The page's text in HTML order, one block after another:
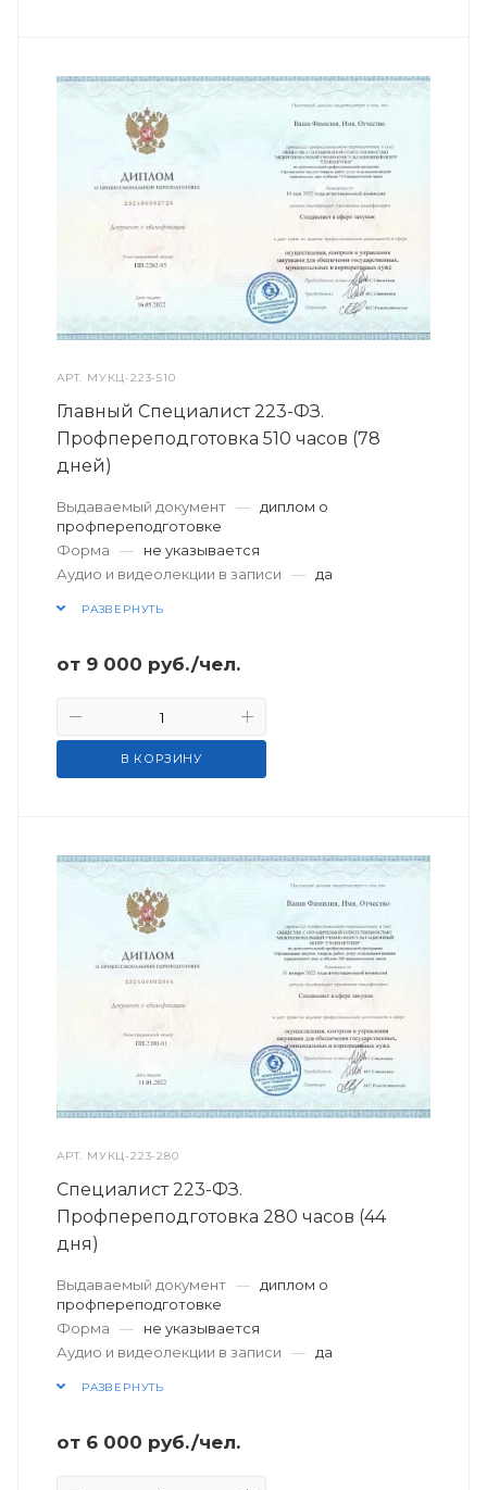
АРТ. МУКЦ-223-510
Главный Специалист 223-ФЗ.
Профпереподготовка 510 часов (78
дней)
Выдаваемый документ —
диплом о
профпереподготовке
Форма
—
не указывается
Аудио и видеолекции в записи
— да
РАЗВЕРНУТЬ
от 9 000 руб./чел.
В КОРЗИНУ
АРТ. МУКЦ-223-280
Специалист 223-ФЗ.
Профпереподготовка 280 часов (44
дня)
Выдаваемый документ — диплом о
профпереподготовке
Форма
—
не указывается
Аудио и видеолекции в записи
— да
РАЗВЕРНУТЬ
от 6 000 руб./чел.